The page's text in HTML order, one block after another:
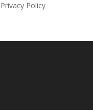
Privacy Policy